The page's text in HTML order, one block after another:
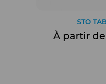
STO
À partir de